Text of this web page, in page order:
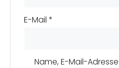
E-Mail *
Name, E-Mail-